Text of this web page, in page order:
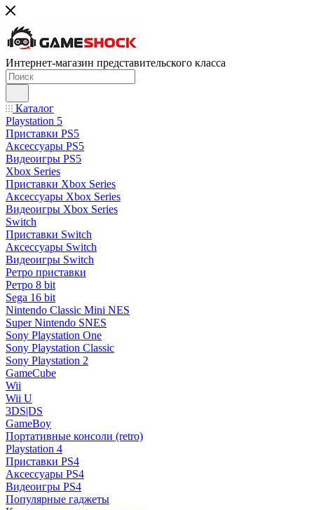
Интернет-магазин представительского класса
Каталог
Playstation 5
Приставки PS5
Аксессуары PS5
Видеоигры PS5
Xbox Series
Приставки Xbox Series
Аксессуары Xbox Series
Видеоигры Xbox Series
Switch
Приставки Switch
Аксессуары Switch
Видеоигры Switch
Ретро приставки
Ретро 8 bit
Sega 16 bit
Nintendo Classic Mini NES
Super Nintendo SNES
Sony Playstation One
Sony Playstation Classic
Sony Playstation 2
GameCube
Wii
Wii U
3DS|DS
GameBoy
Портативные консоли (retro)
Playstation 4
Приставки PS4
Аксессуары PS4
Видеоигры PS4
Популярные гаджеты